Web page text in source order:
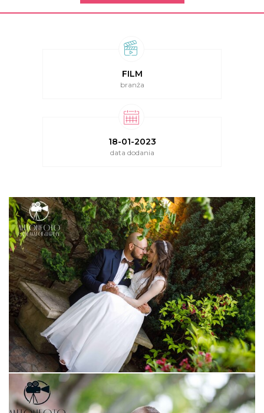
FILM
branża
18-01-2023
data dodania